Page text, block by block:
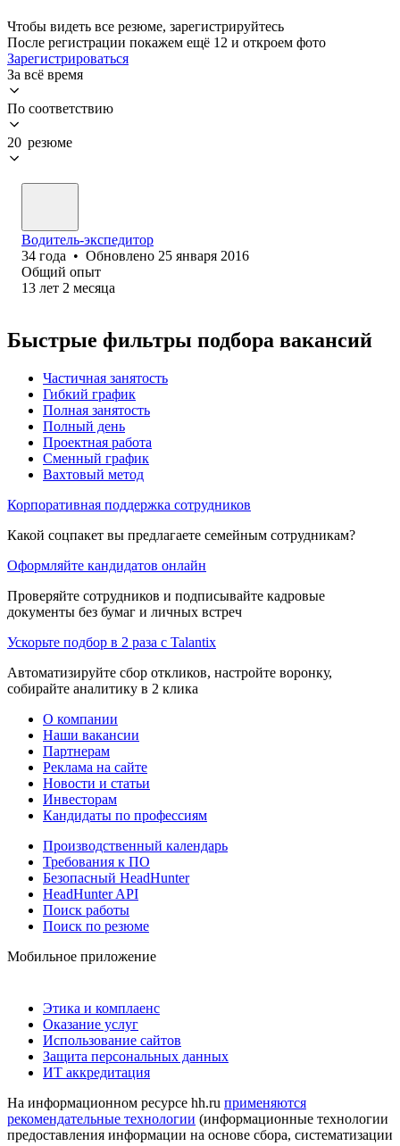
Чтобы видеть все резюме, зарегистрируйтесь
После регистрации покажем ещё 12 и откроем фото
Зарегистрироваться
За всё время
По соответствию
20 резюме
Водитель-экспедитор
34 года • Обновлено 25 января 2016
Общий опыт
13 лет 2 месяца
Быстрые фильтры подбора вакансий
Частичная занятость
Гибкий график
Полная занятость
Полный день
Проектная работа
Сменный график
Вахтовый метод
Корпоративная поддержка сотрудников
Какой соцпакет вы предлагаете семейным сотрудникам?
Оформляйте кандидатов онлайн
Проверяйте сотрудников и подписывайте кадровые
документы без бумаг и личных встреч
Ускорьте подбор в 2 раза с Talantix
Автоматизируйте сбор откликов, настройте воронку,
собирайте аналитику в 2 клика
О компании
Наши вакансии
Партнерам
Реклама на сайте
Новости и статьи
Инвесторам
Кандидаты по профессиям
Производственный календарь
Требования к ПО
Безопасный HeadHunter
HeadHunter API
Поиск работы
Поиск по резюме
Мобильное приложение
Этика и комплаенс
Оказание услуг
Использование сайтов
Защита персональных данных
ИТ аккредитация
На информационном ресурсе hh.ru применяются
рекомендательные технологии (информационные технологии
предоставления информации на основе сбора, систематизации